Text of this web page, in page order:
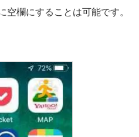
欄にすることは可能です。